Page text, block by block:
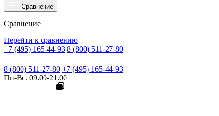
Сравнение
Сравнение
Перейти к сравнению
+7 (495) 165-44-93 8 (800) 511-27-80
8 (800) 511-27-80 +7 (495) 165-44-93
Пн-Вс. 09:00-21:00